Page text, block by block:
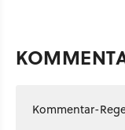
Kommentar-